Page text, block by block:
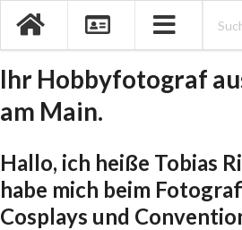
Ihr Hobbyfotograf
am Main.
Hallo, ich heiße Tobias
habe mich beim
Cosplays und